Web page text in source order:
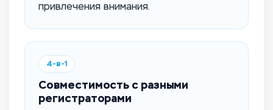
привлечения внимания.
4-в-1
Совместимость с разными
регистраторами